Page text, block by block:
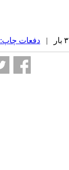
دفعات چاپ: ۱۱۴۹ بار